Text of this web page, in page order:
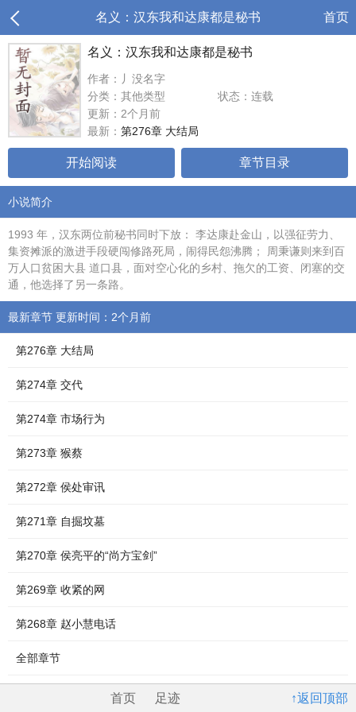
名义：汉东我和达康都是秘书 首页
名义：汉东我和达康都是秘书
作者：丿没名字
分类：其他类型
状态：连载
更新：2个月前
最新： 第276章 大结局
开始阅读 章节目录
小说简介
1993 年，汉东两位前秘书同时下放： 李达康赴金山，以强征劳力、
集资摊派的激进手段硬闯修路死局，闹得民怨沸腾； 周秉谦则来到百
万人口贫困大县 道口县，面对空心化的乡村、拖欠的工资、闭塞的交
通，他选择了另一条路。
最新章节 更新时间：2个月前
第276章 大结局
第274章 交代
第274章 市场行为
第273章 猴蔡
第272章 侯处审讯
第271章 自掘坟墓
第270章 侯亮平的“尚方宝剑”
第269章 收紧的网
第268章 赵小慧电话
全部章节
↑返回顶部
首页 足迹